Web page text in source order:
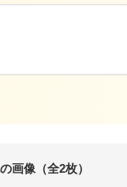
画像（全2枚）